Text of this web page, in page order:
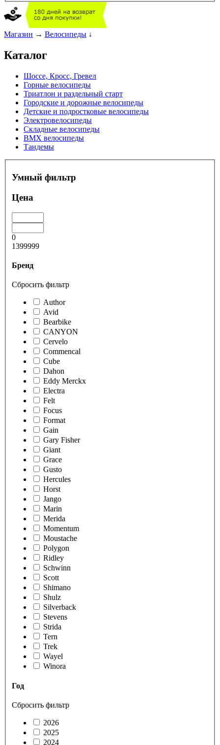
Магазин → Велосипеды ↓
Каталог
Шоссе, Кросс, Гревел
Горные велосипеды
Триатлон и раздельный старт
Городские и дорожные велосипеды
Детские и подростковые велосипеды
Электровелосипеды
Складные велосипеды
BMX велосипеды
Тандемы
Умный фильтр
Цена
0
1399999
Бренд
Сбросить фильтр
Author
Avid
Bearbike
CANYON
Cervelo
Commencal
Cube
Dahon
Eddy Merckx
Electra
Felt
Focus
Format
Gain
Gary Fisher
Giant
Grace
Gusto
Hercules
Horst
Jango
Marin
Merida
Momentum
Moustache
Polygon
Ridley
Schwinn
Scott
Shimano
Shulz
Silverback
Stevens
Strida
Tern
Trek
Wayel
Winora
Год
Сбросить фильтр
2026
2025
2024